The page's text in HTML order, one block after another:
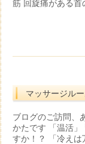
筋 回旋痛がある
マッサージル
ブログのご訪問、
かたです 「温活」
すか！？ 「冷えは